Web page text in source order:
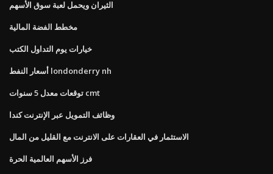
الثيران ويحمل لعبة سوق الأسهم
مخطط الفضة المالية
خيارات يوم التداول الكتب
أسعار النفط londonderry nh
توقعات معدل 5 سنوات cmt
وظائف التمويل عبر الإنترنت كندا
الاستثمار في العقارات على الانترنت مع القليل من المال
فرز الأسهم العالمية الحرة